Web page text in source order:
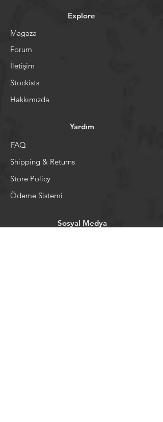
Explore
Magaza
Forum
İletişim
Stockists
Hakkımızda
Yardım
FAQ
Shipping & Returns
Store Policy
Ödeme Sistemi
Sosyal Medya